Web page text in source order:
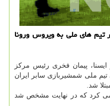
های ملی به ویروس ورونا
پیمان فخری رئیس مرکز
ملی شمشیربازی سابر ایران
شد.
کرد که در نهایت مشخص شد